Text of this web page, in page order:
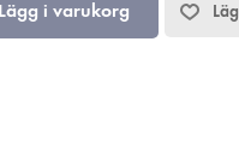
Lägg i varukorg